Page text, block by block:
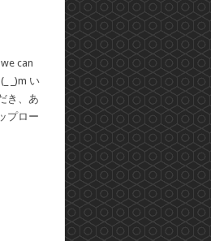
can
_)m い
き、あ
プロー